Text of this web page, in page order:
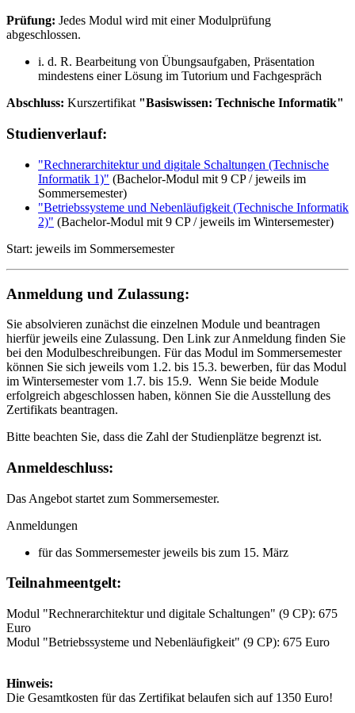
Prüfung: Jedes Modul wird mit einer Modulprüfung
abgeschlossen.
i. d. R. Bearbeitung von Übungsaufgaben, Präsentation
mindestens einer Lösung im Tutorium und Fachgespräch
Abschluss: Kurszertifikat "Basiswissen: Technische Informatik"
Studienverlauf:
"Rechnerarchitektur und digitale Schaltungen (Technische
Informatik 1)" (Bachelor-Modul mit 9 CP / jeweils im
Sommersemester)
"Betriebssysteme und Nebenläufigkeit (Technische Informatik
2)" (Bachelor-Modul mit 9 CP / jeweils im Wintersemester)
Start: jeweils im Sommersemester
Anmeldung und Zulassung:
Sie absolvieren zunächst die einzelnen Module und beantragen
hierfür jeweils eine Zulassung. Den Link zur Anmeldung finden Sie
bei den Modulbeschreibungen. Für das Modul im Sommersemester
können Sie sich jeweils vom 1.2. bis 15.3. bewerben, für das Modul
im Wintersemester vom 1.7. bis 15.9. Wenn Sie beide Module
erfolgreich abgeschlossen haben, können Sie die Ausstellung des
Zertifikats beantragen.
Bitte beachten Sie, dass die Zahl der Studienplätze begrenzt ist.
Anmeldeschluss:
Das Angebot startet zum Sommersemester.
Anmeldungen
für das Sommersemester jeweils bis zum 15. März
Teilnahmeentgelt:
Modul "Rechnerarchitektur und digitale Schaltungen" (9 CP): 675
Euro
Modul "Betriebssysteme und Nebenläufigkeit" (9 CP): 675 Euro
Hinweis:
Die Gesamtkosten für das Zertifikat belaufen sich auf 1350 Euro!